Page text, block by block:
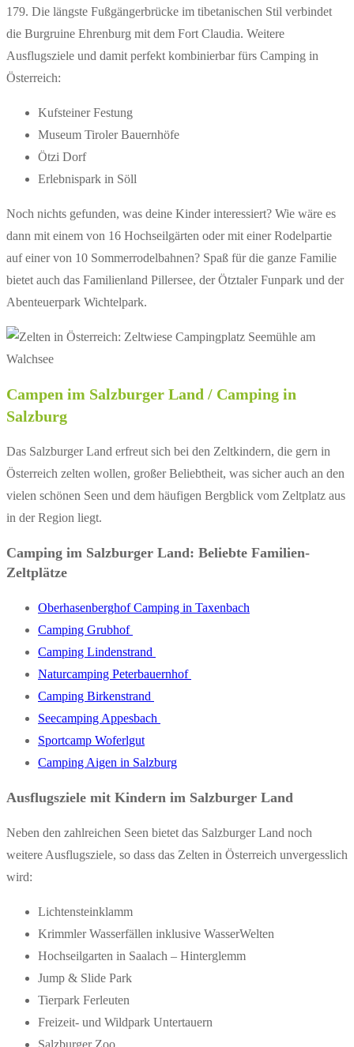
179. Die längste Fußgängerbrücke im tibetanischen Stil verbindet
die Burgruine Ehrenburg mit dem Fort Claudia. Weitere
Ausflugsziele und damit perfekt kombinierbar fürs Camping in
Österreich:
Kufsteiner Festung
Museum Tiroler Bauernhöfe
Ötzi Dorf
Erlebnispark in Söll
Noch nichts gefunden, was deine Kinder interessiert? Wie wäre es
dann mit einem von 16 Hochseilgärten oder mit einer Rodelpartie
auf einer von 10 Sommerrodelbahnen? Spaß für die ganze Familie
bietet auch das Familienland Pillersee, der Ötztaler Funpark und der
Abenteuerpark Wichtelpark.
Campen im Salzburger Land / Camping in
Salzburg
Das Salzburger Land erfreut sich bei den Zeltkindern, die gern in
Österreich zelten wollen, großer Beliebtheit, was sicher auch an den
vielen schönen Seen und dem häufigen Bergblick vom Zeltplatz aus
in der Region liegt.
Camping im Salzburger Land: Beliebte Familien-
Zeltplätze
Oberhasenberghof Camping in Taxenbach
Camping Grubhof
Camping Lindenstrand
Naturcamping Peterbauernhof
Camping Birkenstrand
Seecamping Appesbach
Sportcamp Woferlgut
Camping Aigen in Salzburg
Ausflugsziele mit Kindern im Salzburger Land
Neben den zahlreichen Seen bietet das Salzburger Land noch
weitere Ausflugsziele, so dass das Zelten in Österreich unvergesslich
wird:
Lichtensteinklamm
Krimmler Wasserfällen inklusive WasserWelten
Hochseilgarten in Saalach – Hinterglemm
Jump & Slide Park
Tierpark Ferleuten
Freizeit- und Wildpark Untertauern
Salzburger Zoo